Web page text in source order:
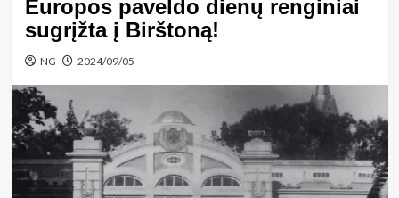
Europos paveldo dienų renginiai
sugrįžta į Birštoną!
NG 2024/09/05